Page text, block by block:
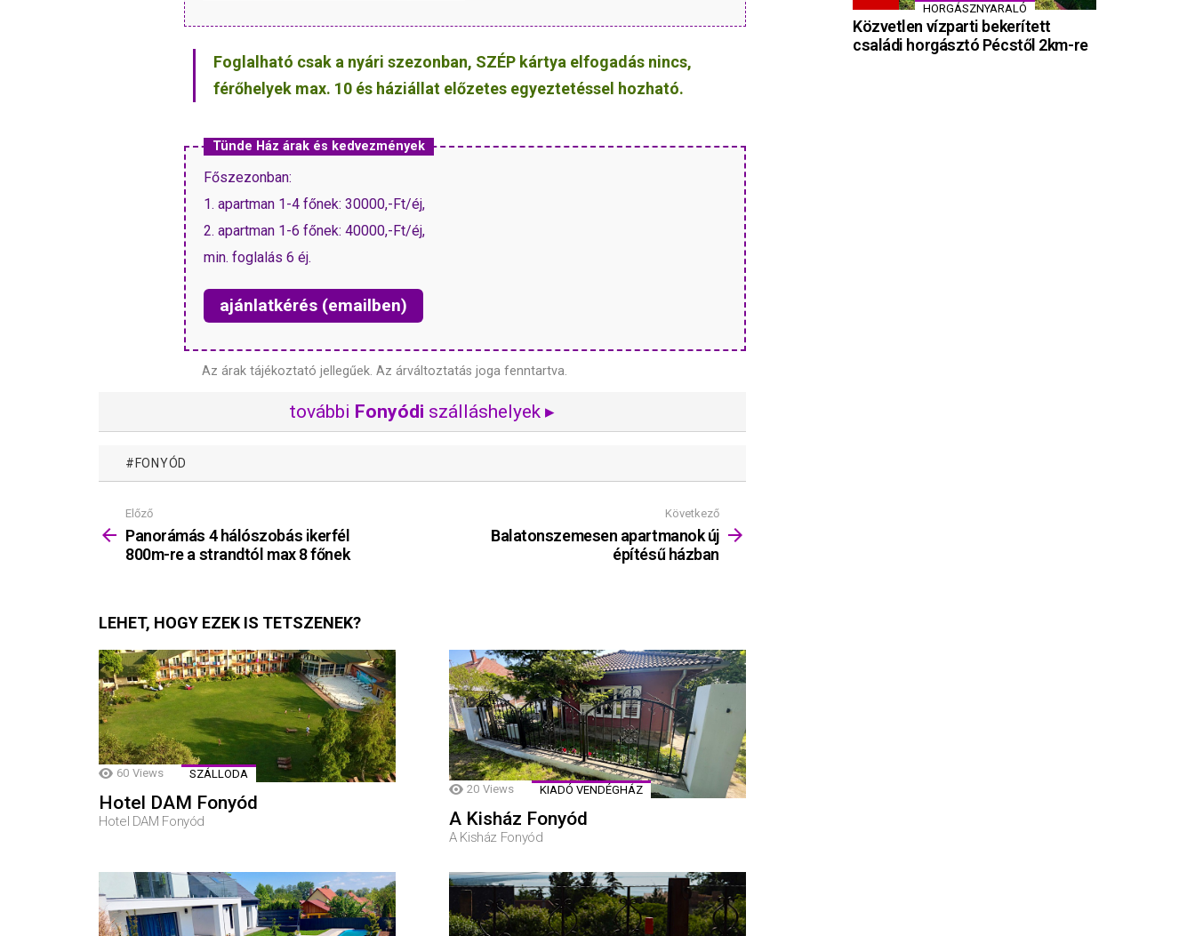
Foglalható csak a nyári szezonban, SZÉP kártya elfogadás nincs,
férőhelyek max. 10 és háziállat előzetes egyeztetéssel hozható.
Tünde Ház árak és kedvezmények
Főszezonban:
1. apartman 1-4 főnek: 30000,-Ft/éj,
2. apartman 1-6 főnek: 40000,-Ft/éj,
min. foglalás 6 éj.
ajánlatkérés (emailben)
Az árak tájékoztató jellegűek. Az árváltoztatás joga fenntartva.
további Fonyódi szálláshelyek ▸
FONYÓD
Mutass
többet
Előző
Panorámás 4 hálószobás ikerfél
800m-re a strandtól max 8 főnek
Következő
Balatonszemesen apartmanok új
építésű házban
LEHET, HOGY EZEK IS TETSZENEK?
60 Views SZÁLLODA
Hotel DAM Fonyód
Hotel DAM Fonyód
20 Views KIADÓ VENDÉGHÁZ
A Kisház Fonyód
A Kisház Fonyód
HORGÁSZNYARALÓ
Közvetlen vízparti bekerített
családi horgásztó Pécstől 2km-re